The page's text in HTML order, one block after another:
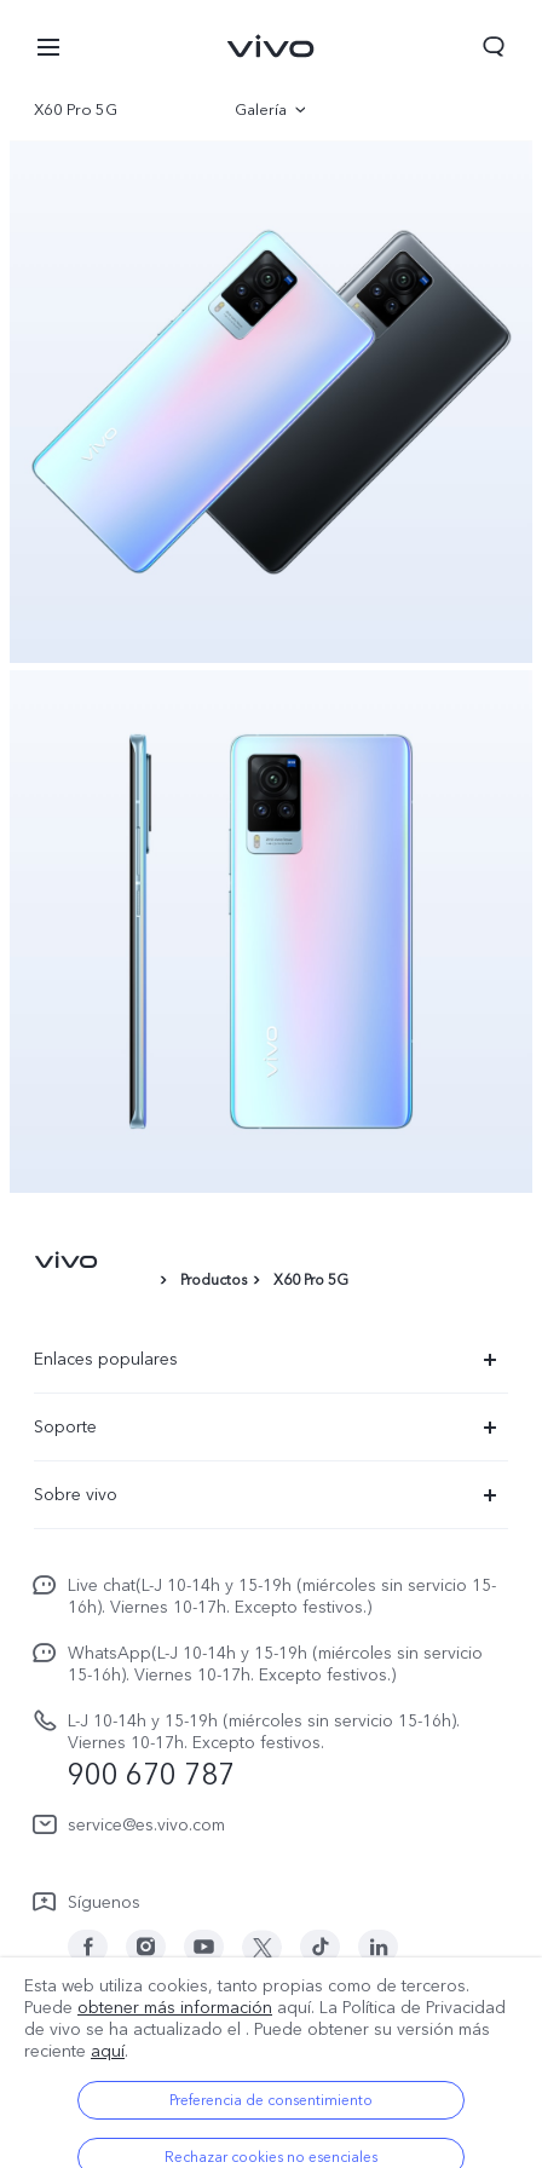
España | Seleccione país/región
X60 Pro 5G Galería
Productos X60 Pro 5G
Enlaces populares
X300
V70 5G
V70 FE
Y31 5G
Soporte
Autenticación de IMEI
Gestión de reparaciones
Manual de usuario
Actualización de sistema
Actualizar registro
Instrucciones de Garantía
Sobre vivo
Netiqueta vivo
Avisos legales
Acerca de nosotros
Sostenibilidad
Centro de privacidad de vivo
Live chat(L-J 10-14h y 15-19h (miércoles sin servicio 15-
16h). Viernes 10-17h. Excepto festivos.)
WhatsApp(L-J 10-14h y 15-19h (miércoles sin servicio
15-16h). Viernes 10-17h. Excepto festivos.)
L-J 10-14h y 15-19h (miércoles sin servicio 15-16h).
Viernes 10-17h. Excepto festivos.
900 670 787
service@es.vivo.com
Síguenos
España | Seleccione país/región
reservados.
Esta web utiliza cookies, tanto propias como de terceros.
Puede obtener más información aquí. La Política de Privacidad
de vivo se ha actualizado el . Puede obtener su versión más
reciente aquí.
Preferencia de consentimiento
Rechazar cookies no esenciales